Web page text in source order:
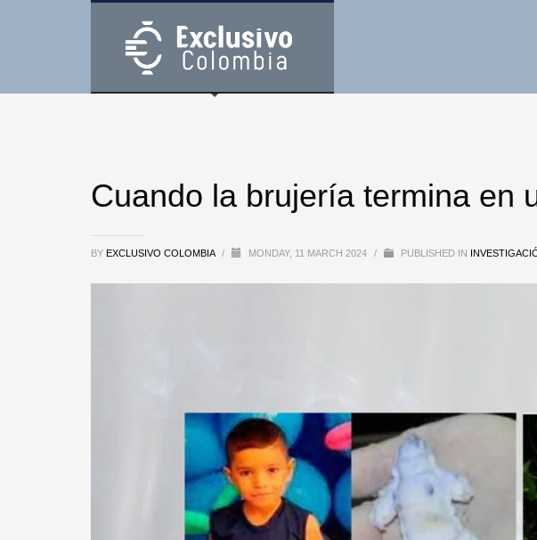
Cuando la brujería termina en
BY EXCLUSIVO COLOMBIA / MONDAY, 11 MARCH 2024 / PUBLISHED IN